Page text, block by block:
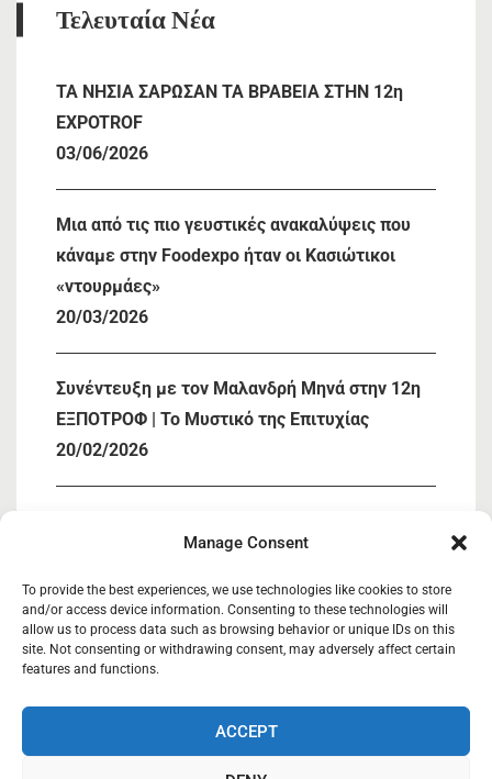
Manage Consent
To provide the best experiences, we use technologies like cookies to store
and/or access device information. Consenting to these technologies will
allow us to process data such as browsing behavior or unique IDs on this
site. Not consenting or withdrawing consent, may adversely affect certain
features and functions.
ACCEPT
Τελευταία Νέα
TA NHΣΙΑ ΣΑΡΩΣΑΝ ΤΑ ΒΡΑΒΕΙΑ ΣΤΗΝ 12η
EXPOTROF
03/06/2026
Μια από τις πιο γευστικές ανακαλύψεις που
κάναμε στην Foodexpo ήταν οι Κασιώτικοι
«ντουρμάες»
20/03/2026
Συνέντευξη με τον Μαλανδρή Μηνά στην 12η
ΕΞΠΟΤΡΟΦ | Το Μυστικό της Επιτυχίας
20/02/2026
05/02/2026
Κάσιος Κοιν.Σ.Επ 27/03/2025
Κάσιος Κοινωνική Συνεταιριστική Επιχείρηση.